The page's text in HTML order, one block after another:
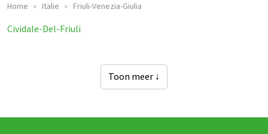
Home > Italie > Friuli-Venezia-Giulia
Groepsaccommodaties In
Cividale-Del-Friuli
Toon meer ↓